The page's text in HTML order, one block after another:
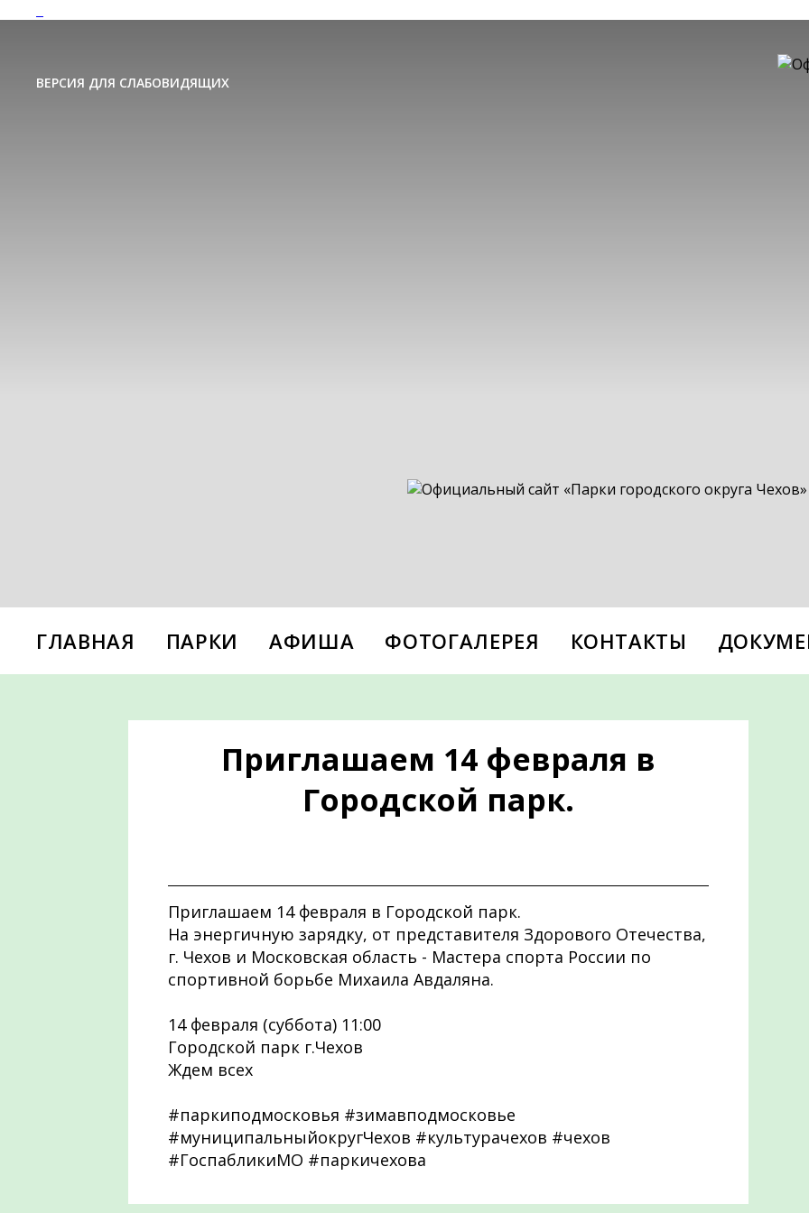
ВЕРСИЯ ДЛЯ СЛАБОВИДЯЩИХ
ГЛАВНАЯ ПАРКИ АФИША ФОТОГАЛЕРЕЯ КОНТАКТЫ
Приглашаем 14 февраля в
Городской парк.
Приглашаем 14 февраля в Городской парк.
На энергичную зарядку, от представителя Здорового Отечества,
г. Чехов и Московская область - Мастера спорта России по
спортивной борьбе Михаила Авдаляна.
14 февраля (суббота) 11:00
Городской парк г.Чехов
Ждем всех
#паркиподмосковья #зимавподмосковье
#муниципальныйокругЧехов #культурачехов #чехов
#ГоспабликиМО #паркичехова